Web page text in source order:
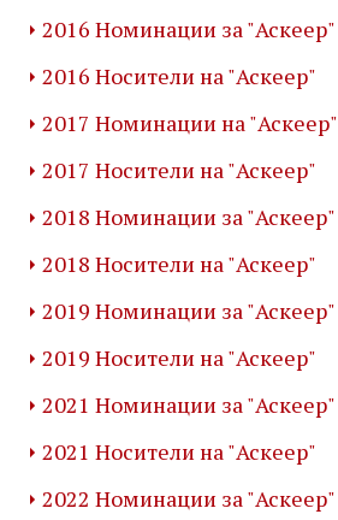
2016 Номинации за "Аскеер"
2016 Носители на "Аскеер"
2017 Номинации на "Аскеер"
2017 Носители на "Аскеер"
2018 Номинации за "Аскеер"
2018 Носители на "Аскеер"
2019 Номинации за "Аскеер"
2019 Носители на "Аскеер"
2021 Номинации за "Аскеер"
2021 Носители на "Аскеер"
2022 Номинации за "Аскеер"